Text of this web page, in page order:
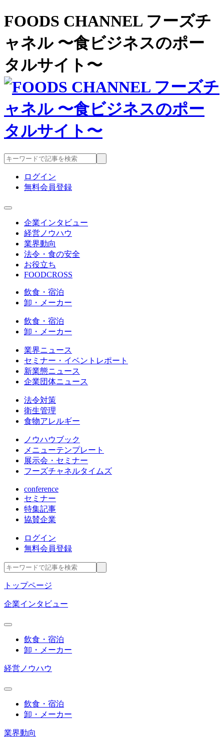
FOODS CHANNEL フーズチ
ャネル 〜食ビジネスのポー
タルサイト〜
ログイン
無料会員登録
企業インタビュー
経営ノウハウ
業界動向
法令・食の安全
お役立ち
FOODCROSS
飲食・宿泊
卸・メーカー
飲食・宿泊
卸・メーカー
業界ニュース
セミナー・イベントレポート
新業態ニュース
企業団体ニュース
法令対策
衛生管理
食物アレルギー
ノウハウブック
メニューテンプレート
展示会・セミナー
フーズチャネルタイムズ
conference
セミナー
特集記事
協賛企業
ログイン
無料会員登録
トップページ
企業インタビュー
飲食・宿泊
卸・メーカー
経営ノウハウ
飲食・宿泊
卸・メーカー
業界動向